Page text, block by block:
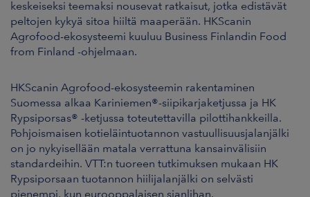
keskeiseksi teemaksi nousevat ratkaisut, jotka edistävät
peltojen kykyä sitoa hiiltä maaperään. HKScanin
Agrofood-ekosysteemi kuuluu Business Finlandin Food
from Finland -ohjelmaan.
HKScanin Agrofood-ekosysteemin rakentaminen
Suomessa alkaa Kariniemen®-siipikarjaketjussa ja HK
Rypsiporsas® -ketjussa toteutettavilla pilottihankkeilla.
Pohjoismaisen kotieläintuotannon vastuullisuusjalanjälki
on jo nykyisellään matala verrattuna kansainvälisiin
standardeihin. VTT:n tuoreen tutkimuksen mukaan HK
Rypsiporsaan tuotannon hiilijalanjälki on selvästi
pienempi, kun eurooppalaisen sianlihan.